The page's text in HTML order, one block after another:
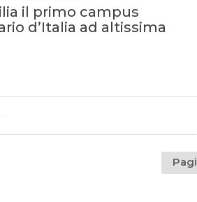
il primo campus
d’Italia ad altissima